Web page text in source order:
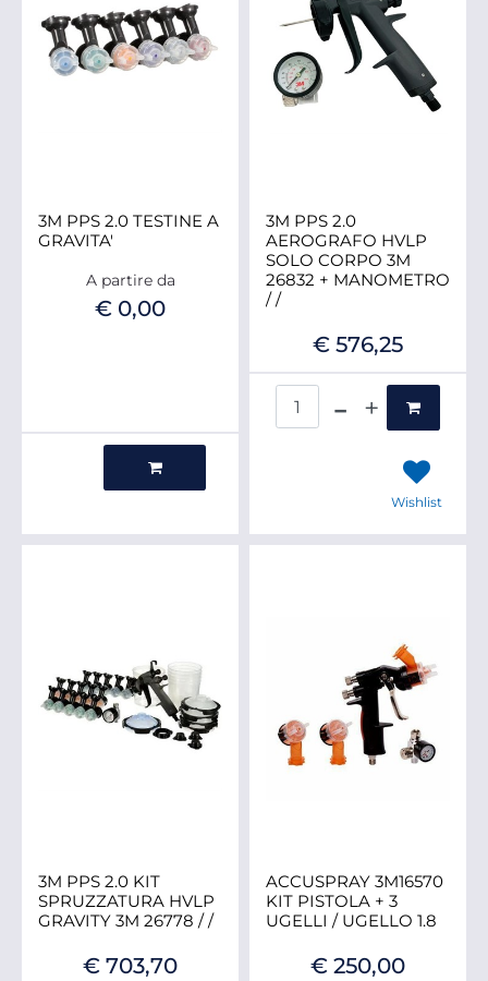
3M PPS 2.0 TESTINE A
GRAVITA'
A partire da
€ 0,00
3M PPS 2.0
AEROGRAFO HVLP
SOLO CORPO 3M
26832 + MANOMETRO
/ /
€ 576,25
Wishlist
3M PPS 2.0 KIT
SPRUZZATURA HVLP
GRAVITY 3M 26778 / /
€ 703,70
ACCUSPRAY 3M16570
KIT PISTOLA + 3
UGELLI / UGELLO 1.8
€ 250,00